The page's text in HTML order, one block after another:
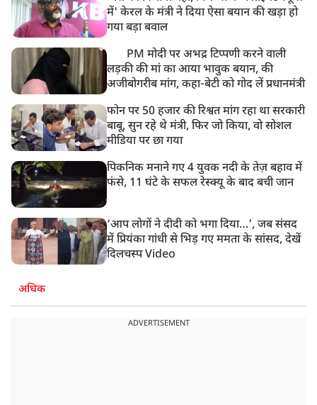
में' केरल के मंत्री ने दिया ऐसा बयान की खड़ा हो
गया बड़ा बवाल
PM मोदी पर अभद्र टिप्पणी करने वाली
लड़की की मां का आया भावुक बयान, की
अजीबोगरीब मांग, कहा-बेटी को गोद लें प्रधानमंत्री
फोन पर 50 हजार की रिश्वत मांग रहा था सरकारी
बाबू, सुन रहे थे मंत्री, फिर जो किया, वो सोशल
मीडिया पर छा गया
पिकनिक मनाने गए 4 युवक नदी के तेज़ बहाव में
फंसे, 11 घंटे के सफल रेस्क्यू के बाद बची जान
‘आप लोगों ने दीदी को भगा दिया…’, जब संसद
में प्रियंका गांधी से भिड़ गए ममता के सांसद, देखें
दिलचस्प Video
अधिक
ADVERTISEMENT